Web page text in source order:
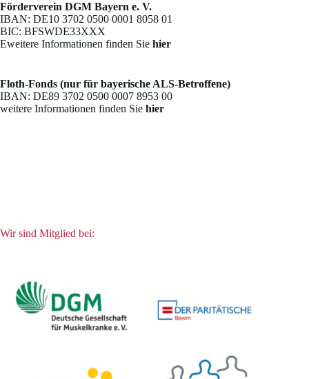
Förderverein DGM Bayern e. V.
IBAN: DE10 3702 0500 0001 8058 01
BIC: BFSWDE33XXX
Eweitere Informationen finden Sie hier
Floth-Fonds (nur für bayerische ALS-Betroffene)
IBAN: DE89 3702 0500 0007 8953 00
weitere Informationen finden Sie hier
Wir sind Mitglied bei: